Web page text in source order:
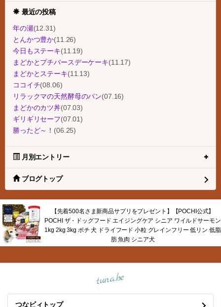
最近の投稿
年の瀬(12.31)
とんかつ豊か(11.26)
今日もステーキ(11.19)
まどかとプチバースデーケーキ(11.17)
まどかとステーキ(11.13)
ココイチ(08.06)
リラックマの天然酵母のパン(07.16)
まどかのカツ丼(07.03)
ギリギリセーフ(07.01)
勝ったど～！ (06.25)
月別エントリー
ブログトップ
【先着500名さま新商品サプリをプレゼント】【POCHI公式】
POCHI ザ・ドッグフード エイジングケア シニア ワイルドサーモン
1kg 2kg 3kg ポチ 犬 ドライフード 小粒 グレインフリー 低リン 低脂
肪 魚肉 シニア犬
tuna.be
つなビィトップ